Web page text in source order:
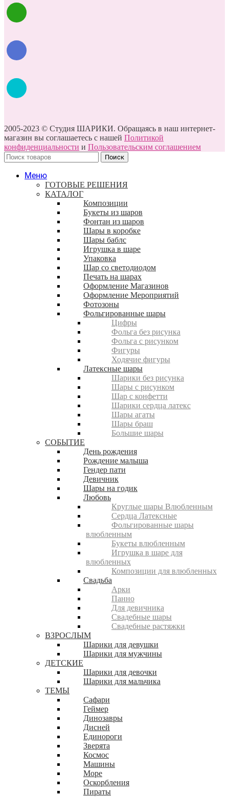
2005-2023 © Студия ШАРИКИ. Обращаясь в наш интернет-
магазин вы соглашаетесь с нашей Политикой
конфиденциальности и Пользовательским соглашением
Поиск
Меню
ГОТОВЫЕ РЕШЕНИЯ
КАТАЛОГ
Композиции
Букеты из шаров
Фонтан из шаров
Шары в коробке
Шары баблс
Игрушка в шаре
Упаковка
Шар со светодиодом
Печать на шарах
Оформление Магазинов
Оформление Мероприятий
Фотозоны
Фольгированные шары
Цифры
Фольга без рисунка
Фольга с рисунком
Фигуры
Ходячие фигуры
Латексные шары
Шарики без рисунка
Шары с рисунком
Шар с конфетти
Шарики сердца латекс
Шары агаты
Шары браш
Большие шары
СОБЫТИЕ
День рождения
Рождение малыша
Гендер пати
Девичник
Шары на годик
Любовь
Круглые шары Влюбленным
Сердца Латексные
Фольгированные шары
влюбленным
Букеты влюбленным
Игрушка в шаре для
влюбленных
Композиции для влюбленных
Свадьба
Арки
Панно
Для девичника
Свадебные шары
Свадебные растяжки
ВЗРОСЛЫМ
Шарики для девушки
Шарики для мужчины
ДЕТСКИЕ
Шарики для девочки
Шарики для мальчика
ТЕМЫ
Сафари
Геймер
Динозавры
Дисней
Единороги
Зверята
Космос
Машины
Море
Оскорбления
Пираты